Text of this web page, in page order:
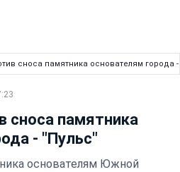
сноса памятника основателям города -
сноса памятника
- "Пульс"
основателям Южной